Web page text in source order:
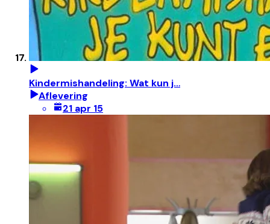
Kindermishandeling: Wat kun j…
Aflevering
21 apr 15